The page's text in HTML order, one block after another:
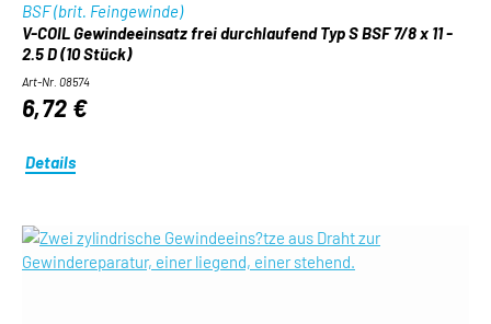
BSF (brit. Feingewinde)
V-COIL Gewindeeinsatz frei durchlaufend Typ S BSF 7/8 x 11 -
2.5 D (10 Stück)
Art-Nr. 08574
6,72 €
Details